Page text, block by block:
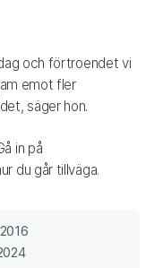
och förtroendet vi
emot fler
säger hon.
in på
du går tillväga.